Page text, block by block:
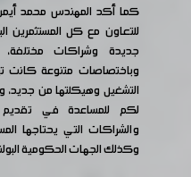
كما أكد المهندس محمد
للتعاون مع كل المستثمرين
جديدة وشراكات
وباختصاصات متنوعة كانت
التشغيل وهيكلتها من
لكم للمساعدة في تقديم
والشراكات التي يحتاجها
وكذلك الجهات الحكومية